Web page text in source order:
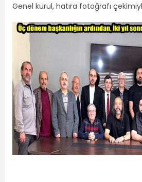
Genel kurul, hatıra fotoğrafı